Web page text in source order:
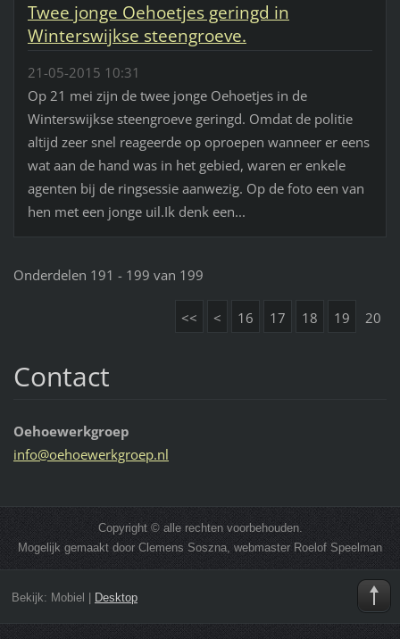
Twee jonge Oehoetjes geringd in
Winterswijkse steengroeve.
21-05-2015 10:31
Op 21 mei zijn de twee jonge Oehoetjes in de
Winterswijkse steengroeve geringd. Omdat de politie
altijd zeer snel reageerde op oproepen wanneer er eens
wat aan de hand was in het gebied, waren er enkele
agenten bij de ringsessie aanwezig. Op de foto een van
hen met een jonge uil.Ik denk een...
Onderdelen 191 - 199 van 199
<< < 16 17 18 19 20
Contact
Oehoewerkgroep
info@oehoewerkgroep.nl
Copyright © alle rechten voorbehouden.
Mogelijk gemaakt door Clemens Soszna, webmaster Roelof Speelman
Bekijk: Mobiel Desktop